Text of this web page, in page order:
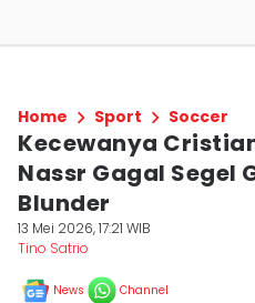
Home Sport Soccer
Kecewanya
Nassr Gagal Segel
Blunder
13 Mei 2026, 17:21 WIB
Tino Satrio
News Channel